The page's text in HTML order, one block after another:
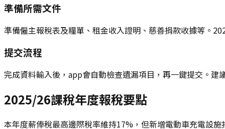
準備所需文件
準備僱主報稅表及糧單、租金收入證明、慈善捐款收據等。
提交流程
完成資料輸入後，app會自動檢查遺漏項目，再一鍵提交。
2025/26課稅年度報稅要點
本年度薪俸稅最高邊際稅率維持17%，但新增電動車充電設